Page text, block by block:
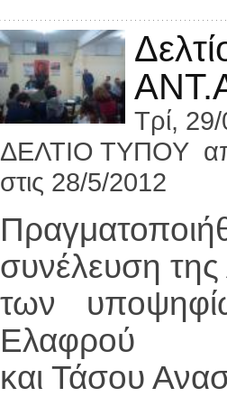
Τρί,
ΔΕΛΤΙΟ ΤΥΠΟΥ
στις 28/5/2012
συνέλευση
των
Ελαφρού
και Τάσου